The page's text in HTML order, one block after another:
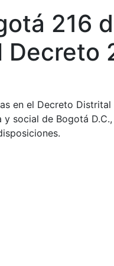
216
Decreto
en el Decreto
social de Bogotá